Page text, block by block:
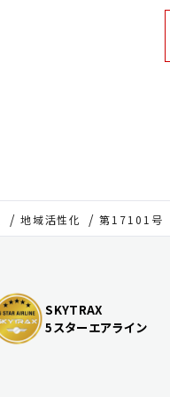
地域活性化 第17101号
SKYTRAX
5スターエアライン